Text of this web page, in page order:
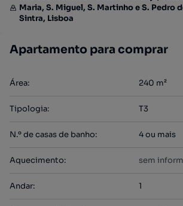
Maria, S. Miguel, S. Martinho e S. Pedro
Sintra, Lisboa
Apartamento para comprar
Área: 240 m²
Tipologia: T3
N.º de casas de banho: 4 ou mais
Aquecimento: sem
Andar: 1